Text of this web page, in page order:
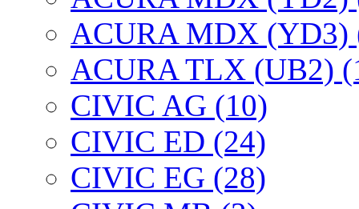
ACURA MDX (YD3)
ACURA TLX (UB2)
CIVIC AG (10)
CIVIC ED (24)
CIVIC EG (28)